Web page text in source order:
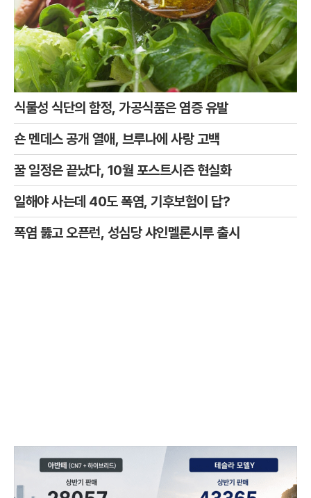
식물성 식단의 함정, 가공식품은 염증 유발
숀 멘데스 공개 열애, 브루나에 사랑 고백
꿀 일정은 끝났다, 10월 포스트시즌 현실화
일해야 사는데 40도 폭염, 기후보험이 답?
폭염 뚫고 오픈런, 성심당 샤인멜론시루 출시